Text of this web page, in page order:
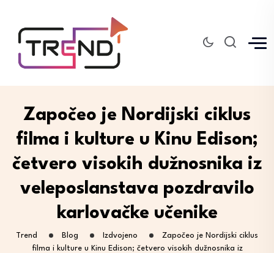
Započeo je Nordijski ciklus
filma i kulture u Kinu Edison;
četvero visokih dužnosnika iz
veleposlanstava pozdravilo
karlovačke učenike
Trend Blog Izdvojeno
Započeo je Nordijski ciklus
filma i kulture u Kinu Edison; četvero visokih dužnosnika iz